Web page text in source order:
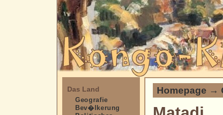
Das Land
Geografie
Bev�lkerung
Homepage →